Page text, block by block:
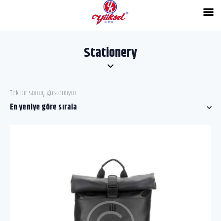
Stationery
Tek bir sonuç gösteriliyor